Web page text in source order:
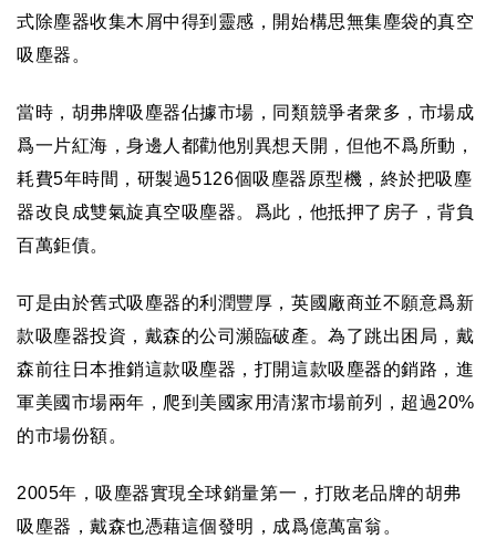
式除塵器收集木屑中得到靈感，開始構思無集塵袋的真空
吸塵器。
當時，胡弗牌吸塵器佔據市場，同類競爭者衆多，市場成
爲一片紅海，身邊人都勸他別異想天開，但他不爲所動，
耗費5年時間，研製過5126個吸塵器原型機，終於把吸塵
器改良成雙氣旋真空吸塵器。爲此，他抵押了房子，背負
百萬鉅債。
可是由於舊式吸塵器的利潤豐厚，英國廠商並不願意爲新
款吸塵器投資，戴森的公司瀕臨破產。為了跳出困局，戴
森前往日本推銷這款吸塵器，打開這款吸塵器的銷路，進
軍美國市場兩年，爬到美國家用清潔市場前列，超過20%
的市場份額。
2005年，吸塵器實現全球銷量第一，打敗老品牌的胡弗
吸塵器，戴森也憑藉這個發明，成爲億萬富翁。